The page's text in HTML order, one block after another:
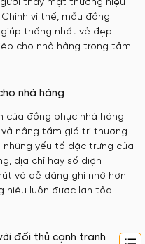
thay mặt thương hiệu
vì thế, mẫu đồng
thống nhất vẻ đẹp
cho nhà hàng trong tâm
nhà hàng
của đồng phục nhà hàng
nâng tầm giá trị thương
những yếu tố đặc trưng của
địa chỉ hay số điện
và dễ dàng ghi nhớ hơn
hiệu luôn được lan tỏa
đối thủ cạnh tranh